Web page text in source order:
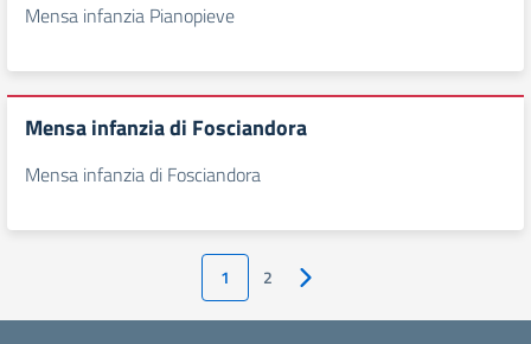
Mensa infanzia Pianopieve
Mensa infanzia di Fosciandora
Mensa infanzia di Fosciandora
1 2 Pagina successiva